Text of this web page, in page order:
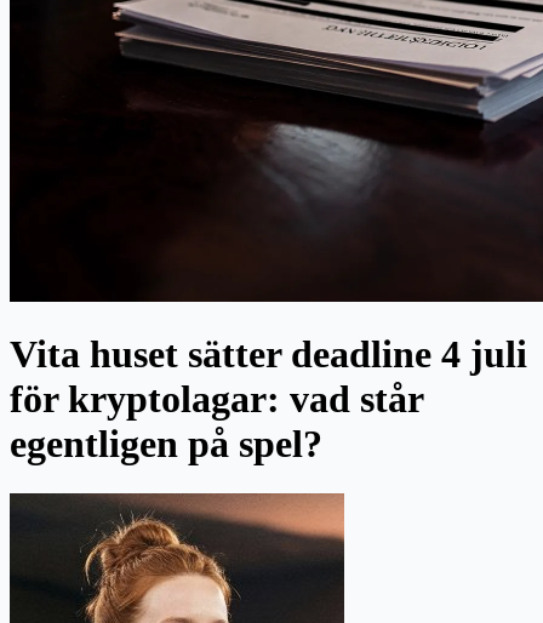
Vita huset sätter deadline 4 juli
för kryptolagar: vad står
egentligen på spel?